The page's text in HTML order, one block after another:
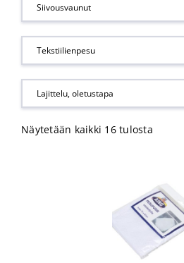
Siivousvaunut
Tekstiilienpesu
Näytetään kaikki 16 tulosta